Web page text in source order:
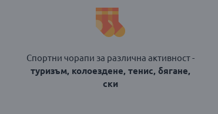
Спортни чорапи за различна активност -
туризъм, колоездене, тенис, бягане,
ски